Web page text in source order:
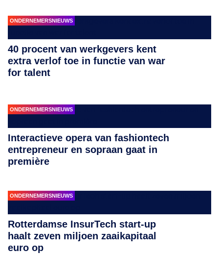
ONDERNEMERSNIEUWS
40 procent van werkgevers kent
extra verlof toe in functie van war
for talent
ONDERNEMERSNIEUWS
Interactieve opera van fashiontech
entrepreneur en sopraan gaat in
première
ONDERNEMERSNIEUWS
Rotterdamse InsurTech start-up
haalt zeven miljoen zaaikapitaal
euro op